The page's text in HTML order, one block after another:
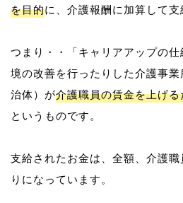
を目的に、介護報酬に加算して支
つまり・・「キャリアアップの
境の改善を行ったりした介護事
治体）が介護職員の賃金を上げ
というものです。
支給されたお金は、全額、介護
りになっています。